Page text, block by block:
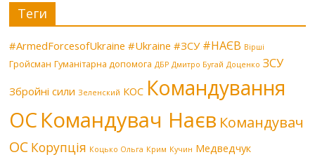
Теги
#ArmedForcesofUkraine #Ukraine #ЗСУ #НАЄВ Вірші
Гройсман Гуманітарна допомога ДБР Дмитро Бугай Доценко ЗСУ
Збройні сили Зеленский КОС Командування
ОС Командувач Наєв Командувач
ОС Корупція Коцько Ольга Крим Кучин Медведчук